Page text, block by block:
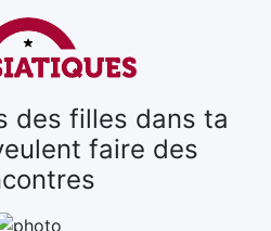
des filles dans ta
faire des